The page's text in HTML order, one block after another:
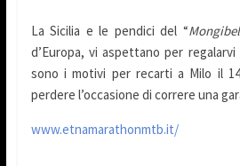
La Sicilia e le pendici del “
d’Europa, vi aspettano per
sono i motivi per recarti a Milo il
perdere l’occasione di correre una
www.etnamarathonmtb.it/